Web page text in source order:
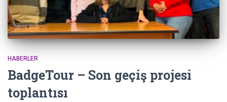
HABERLER
BadgeTour – Son geçiş projesi
toplantısı